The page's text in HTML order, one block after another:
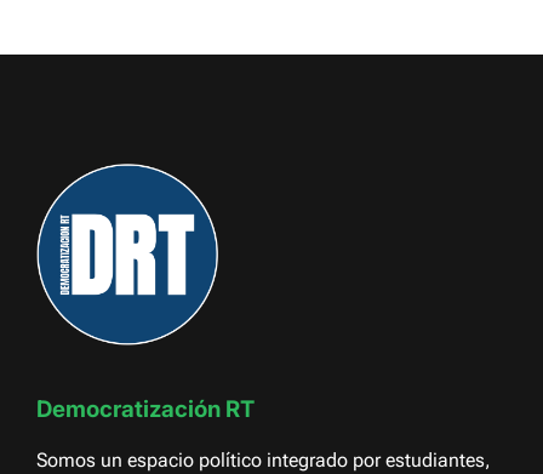
Democratización RT
Somos un espacio político integrado por estudiantes,